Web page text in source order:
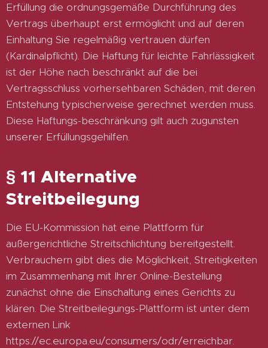
Erfüllung die ordnungsgemäße Durchführung des
Vertrags überhaupt erst ermöglicht und auf deren
Einhaltung Sie regelmäßig vertrauen dürfen
(Kardinalpflicht). Die Haftung für leichte Fahrlässigkeit
ist der Höhe nach beschränkt auf die bei
Vertragsschluss vorhersehbaren Schäden, mit deren
Entstehung typischerweise gerechnet werden muss.
Diese Haftungs-beschränkung gilt auch zugunsten
unserer Erfüllungsgehilfen.
§ 11 Alternative
Streitbeilegung
Die EU-Kommission hat eine Plattform für
außergerichtliche Streitschlichtung bereitgestellt.
Verbrauchern gibt dies die Möglichkeit, Streitigkeiten
im Zusammenhang mit Ihrer Online-Bestellung
zunächst ohne die Einschaltung eines Gerichts zu
klären. Die Streitbeilegungs-Plattform ist unter dem
externen Link
https://ec.europa.eu/consumers/odr/erreichbar.